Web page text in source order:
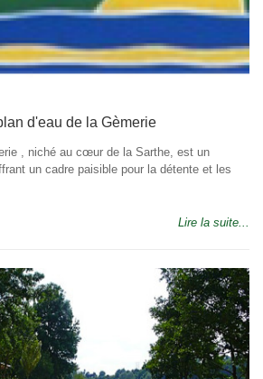
d'eau de la Gèmerie
, niché au cœur de la Sarthe, est un
un cadre paisible pour la détente et les
Lire la suite...